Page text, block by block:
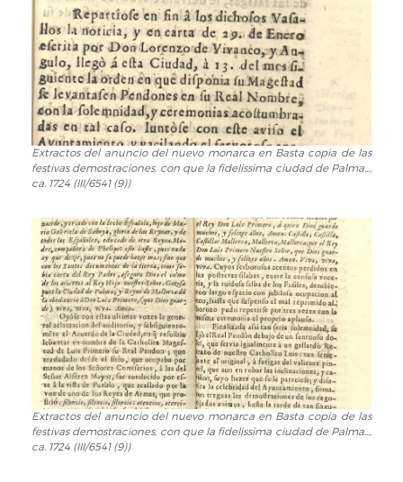
proclamación
de
nuestro
amado
Rey
D.
Luis
I...
/
formabala
Agustin
Gabriel
de
Montiano
Luyando...,
ca.
1724
(III/6541
(9))
Basta
copia
de
las
festivas
demostraciones,
con
que
la
fidelissima
de
Palma...,
ca.
1724
(III/6541
(9))
Extractos
del
anuncio
nuevo
monarca
en
Basta
copia
de
las
festivas
demostraciones,
con
que
la
fidelissima
Extractos del anuncio del nuevo monarca en Basta copia de las
festivas demostraciones, con que la fidelissima ciudad de Palma...,
ca. 1724 (III/6541 (9))
Extractos
del
anuncio
Extractos del anuncio del nuevo monarca en Basta copia de las
festivas demostraciones, con que la fidelissima ciudad de Palma...,
ca. 1724 (III/6541 (9))